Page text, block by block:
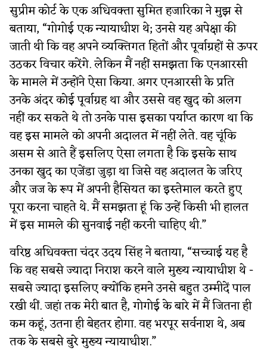
सुप्रीम कोर्ट के एक अधिवक्ता सुमित हजारिका ने मुझ से
बताया, “गोगोई एक न्यायाधीश थे; उनसे यह अपेक्षा की
जाती थी कि वह अपने व्यक्तिगत हितों और पूर्वाग्रहों से ऊपर
उठकर विचार करेंगे. लेकिन मैं नहीं समझता कि एनआरसी
के मामले में उन्होंने ऐसा किया. अगर एनआरसी के प्रति
उनके अंदर कोई पूर्वाग्रह था और उससे वह खुद को अलग
नहीं कर सकते थे तो उनके पास इसका पर्याप्त कारण था कि
वह इस मामले को अपनी अदालत में नहीं लेते. वह चूंकि
असम से आते हैं इसलिए ऐसा लगता है कि इसके साथ
उनका खुद का एजेंडा जुड़ा था जिसे वह अदालत के जरिए
और जज के रूप में अपनी हैसियत का इस्तेमाल करते हुए
पूरा करना चाहते थे. मैं समझता हूं कि उन्हें किसी भी हालत
में इस मामले की सुनवाई नहीं करनी चाहिए थी.”
वरिष्ठ अधिवक्ता चंदर उदय सिंह ने बताया, “सच्चाई यह है
कि वह सबसे ज्यादा निराश करने वाले मुख्य न्यायाधीश थे -
सबसे ज्यादा इसलिए क्योंकि हमने उनसे बहुत उम्मीदें पाल
रखी थीं. जहां तक मेरी बात है, गोगोई के बारे में मैं जितना ही
कम कहूं, उतना ही बेहतर होगा. वह भरपूर सर्वनाश थे, अब
तक के सबसे बुरे मुख्य न्यायाधीश.”